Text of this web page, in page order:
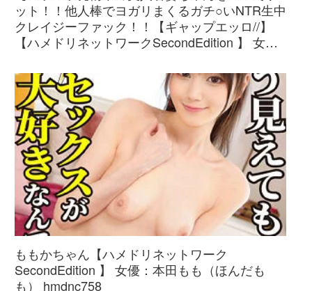
ット！！他人棒でヨガリまくるガチ○いNTR生中
クレイジーファック！！【ギャップエッロ//】
【ハメドリネットワークSecondEdition 】 女
h_1472uinav00022
ももかちゃん【ハメドリネットワーク
SecondEdition 】 女優：本田もも（ほんだも
も） hmdnc758